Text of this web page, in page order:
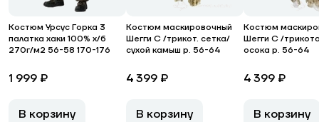
Костюм Урсус Горка 3
палатка хаки 100% х/б
270г/м2 56-58 170-176
1 999 ₽
В корзину
Костюм маскировочный
Шегги С /трикот. сетка/
сухой камыш р. 56-64
4 399 ₽
В корзину
Костюм
Шегги С /
осока р. 56-64
4 399 ₽
В корзину